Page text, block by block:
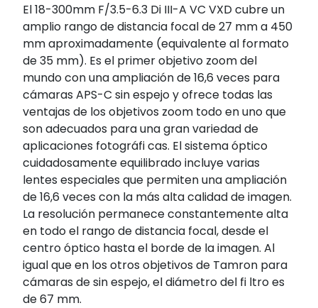
El 18-300mm F/3.5-6.3 Di III-A VC VXD cubre un
amplio rango de distancia focal de 27 mm a 450
mm aproximadamente (equivalente al formato
de 35 mm). Es el primer objetivo zoom del
mundo con una ampliación de 16,6 veces para
cámaras APS-C sin espejo y ofrece todas las
ventajas de los objetivos zoom todo en uno que
son adecuados para una gran variedad de
aplicaciones fotográfi cas. El sistema óptico
cuidadosamente equilibrado incluye varias
lentes especiales que permiten una ampliación
de 16,6 veces con la más alta calidad de imagen.
La resolución permanece constantemente alta
en todo el rango de distancia focal, desde el
centro óptico hasta el borde de la imagen. Al
igual que en los otros objetivos de Tamron para
cámaras de sin espejo, el diámetro del fi ltro es
de 67 mm.